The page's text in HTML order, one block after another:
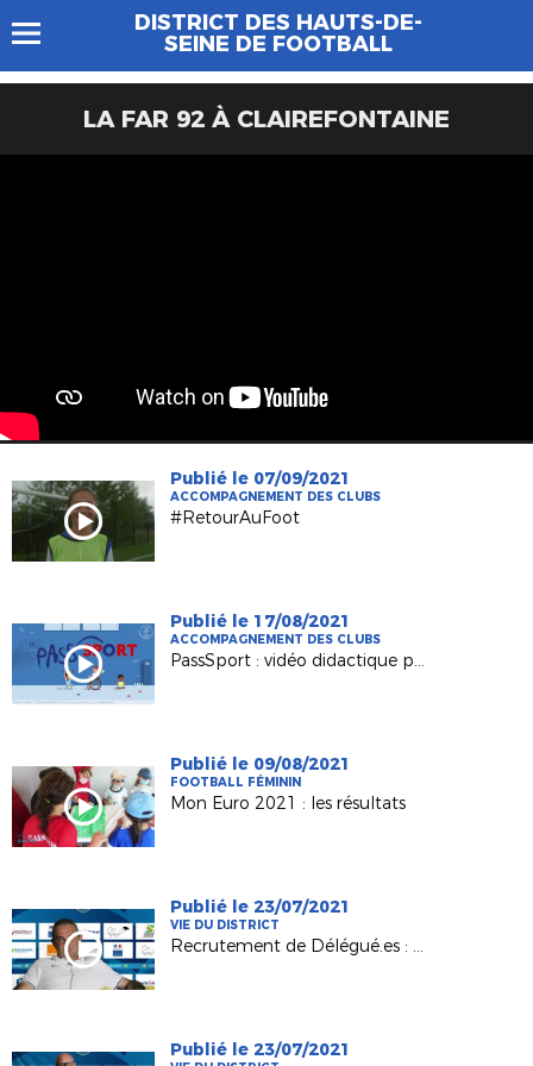
DISTRICT DES HAUTS-DE-
SEINE DE FOOTBALL
LA FAR 92 À CLAIREFONTAINE
Publié le 07/09/2021
ACCOMPAGNEMENT DES CLUBS
#RetourAuFoot
Publié le 17/08/2021
ACCOMPAGNEMENT DES CLUBS
PassSport : vidéo didactique pour les clubs
Publié le 09/08/2021
FOOTBALL FÉMININ
Mon Euro 2021 : les résultats
Publié le 23/07/2021
VIE DU DISTRICT
Recrutement de Délégué.es : Rapporter
Publié le 23/07/2021